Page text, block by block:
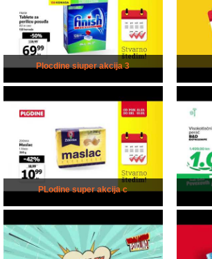
Plocdine siuper akcija 3
PLodine super akcija c